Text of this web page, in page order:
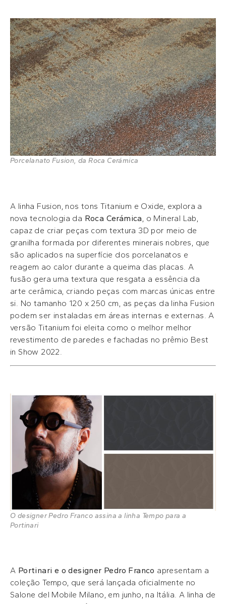
Porcelanato Fusion, da Roca Cerámica
A linha Fusion, nos tons Titanium e Oxide, explora a
nova tecnologia da Roca Cerámica, o Mineral Lab,
capaz de criar peças com textura 3D por meio de
granilha formada por diferentes minerais nobres, que
são aplicados na superfície dos porcelanatos e
reagem ao calor durante a queima das placas. A
fusão gera uma textura que resgata a essência da
arte cerâmica, criando peças com marcas únicas entre
si. No tamanho 120 x 250 cm, as peças da linha Fusion
podem ser instaladas em áreas internas e externas. A
versão Titanium foi eleita como o melhor melhor
revestimento de paredes e fachadas no prêmio Best
in Show 2022.
O designer Pedro Franco assina a linha Tempo para a
Portinari
A Portinari e o designer Pedro Franco apresentam a
coleção Tempo, que será lançada oficialmente no
Salone del Mobile Milano, em junho, na Itália. A linha de